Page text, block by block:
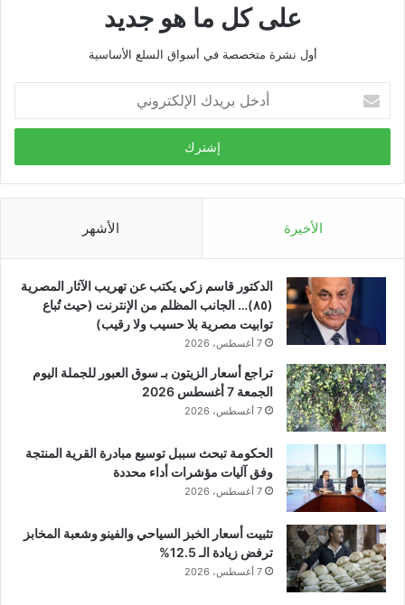
على كل ما هو جديد
أول نشرة متخصصة في أسواق السلع الأساسية
بريدك
الإلكتروني
الأخيرة الأشهر
الدكتور قاسم زكي يكتب عن تهريب الآثار المصرية
(٨٥)… الجانب المظلم من الإنترنت (حيث تُباع
توابيت مصرية بلا حسيب ولا رقيب)
7 أغسطس، 2026
تراجع أسعار الزيتون بـ سوق العبور للجملة اليوم
الجمعة 7 أغسطس 2026
7 أغسطس، 2026
الحكومة تبحث سببل توسيع مبادرة القرية المنتجة
وفق آليات مؤشرات أداء محددة
7 أغسطس، 2026
تثبيت أسعار الخبز السياحي والفينو وشعبة المخابز
ترفض زيادة الـ 12.5%
7 أغسطس، 2026